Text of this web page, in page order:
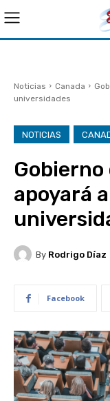
Noticias Canada
universidades
NOTICIAS
apoyará
By Rodrigo Díaz
Facebook